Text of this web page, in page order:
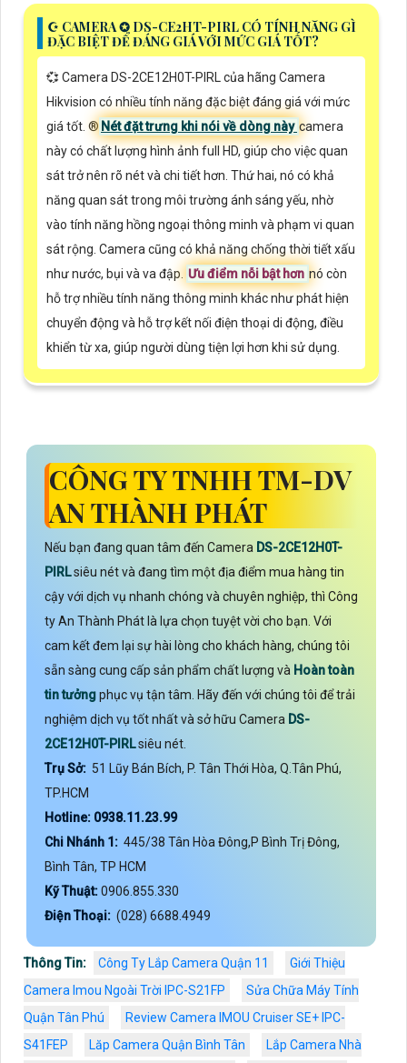
☪ CAMERA ✪ DS-CE2HT-PIRL CÓ TÍNH NĂNG GÌ
ĐẶC BIỆT ĐỂ ĐÁNG GIÁ VỚI MỨC GIÁ TỐT?
💞 Camera DS-2CE12H0T-PIRL của hãng Camera
Hikvision có nhiều tính năng đặc biệt đáng giá với mức
giá tốt. ®️ Nét đặt trưng khi nói về dòng này camera
này có chất lượng hình ảnh full HD, giúp cho việc quan
sát trở nên rõ nét và chi tiết hơn. Thứ hai, nó có khả
năng quan sát trong môi trường ánh sáng yếu, nhờ
vào tính năng hồng ngoại thông minh và phạm vi quan
sát rộng. Camera cũng có khả năng chống thời tiết xấu
như nước, bụi và va đập. Ưu điểm nỗi bật hơn nó còn
hỗ trợ nhiều tính năng thông minh khác như phát hiện
chuyển động và hỗ trợ kết nối điện thoại di động, điều
khiển từ xa, giúp người dùng tiện lợi hơn khi sử dụng.
CÔNG TY TNHH TM-DV
AN THÀNH PHÁT
Nếu bạn đang quan tâm đến Camera DS-2CE12H0T-
PIRLsiêu nét và đang tìm một địa điểm mua hàng tin
cậy với dịch vụ nhanh chóng và chuyên nghiệp, thì Công
ty An Thành Phát là lựa chọn tuyệt vời cho bạn. Với
cam kết đem lại sự hài lòng cho khách hàng, chúng tôi
sẵn sàng cung cấp sản phẩm chất lượng và Hoàn toàn
tin tưởngphục vụ tận tâm. Hãy đến với chúng tôi để trải
nghiệm dịch vụ tốt nhất và sở hữu Camera DS-
2CE12H0T-PIRLsiêu nét.
Trụ Sở: 51 Lũy Bán Bích, P. Tân Thới Hòa, Q.Tân Phú,
TP.HCM
Hotline: 0938.11.23.99
Chi Nhánh 1: 445/38 Tân Hòa Đông,P Bình Trị Đông,
Bình Tân, TP HCM
Kỹ Thuật:0906.855.330
Điện Thoại: (028) 6688.4949
Thông Tin: Công Ty Lắp Camera Quận 11
Giới Thiệu
Camera Imou Ngoài Trời IPC-S21FP
Sửa Chữa Máy Tính
Quận Tân Phú
Review Camera IMOU Cruiser SE+ IPC-
S41FEP
Lăp Camera Quận Bình Tân
Lắp Camera Nhà